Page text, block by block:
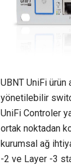
UBNT UniFi
yönetilebilir
UniFi Controler
ortak noktadan
kurumsal ağ
-2 ve Layer -3